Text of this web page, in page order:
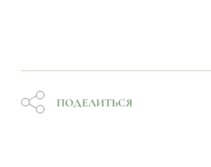
ПОДЕЛИТЬСЯ